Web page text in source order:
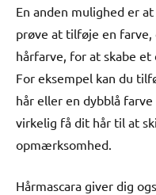
En anden mulighed er
prøve at tilføje en
hårfarve, for at skabe
For eksempel kan du
hår eller en dybblå
virkelig få dit hår til at
opmærksomhed.
Hårmascara giver dig